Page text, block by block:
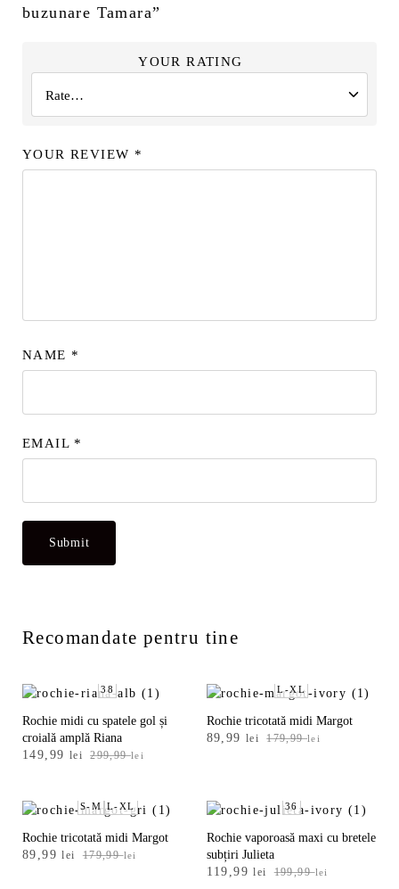
buzunare Tamara”
YOUR RATING
YOUR REVIEW *
NAME *
EMAIL *
Recomandate pentru tine
38
Rochie midi cu spatele gol și
croială amplă Riana
299,99lei
Prețul
fost:
149,99 lei
Prețul
149,99 lei.
L-XL
Rochie tricotată midi Margot
179,99lei
Prețul
179,99 lei.
89,99 lei
Prețul
S-M L-XL
Rochie tricotată midi Margot
179,99lei
Prețul
89,99lei
Prețul
36
Rochie vaporoasă maxi cu bretele
subțiri Julieta
199,99lei
Prețul
119,99lei
Prețul